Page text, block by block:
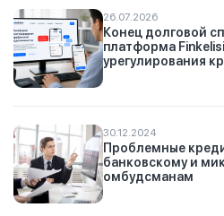
26.07.2026
Конец долговой
платформа
урегулирования
30.12.2024
Проблемные
банковскому и
омбудсманам